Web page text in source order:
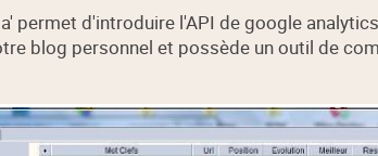
permet d'introduire l'API de google
blog personnel et possède un outil de